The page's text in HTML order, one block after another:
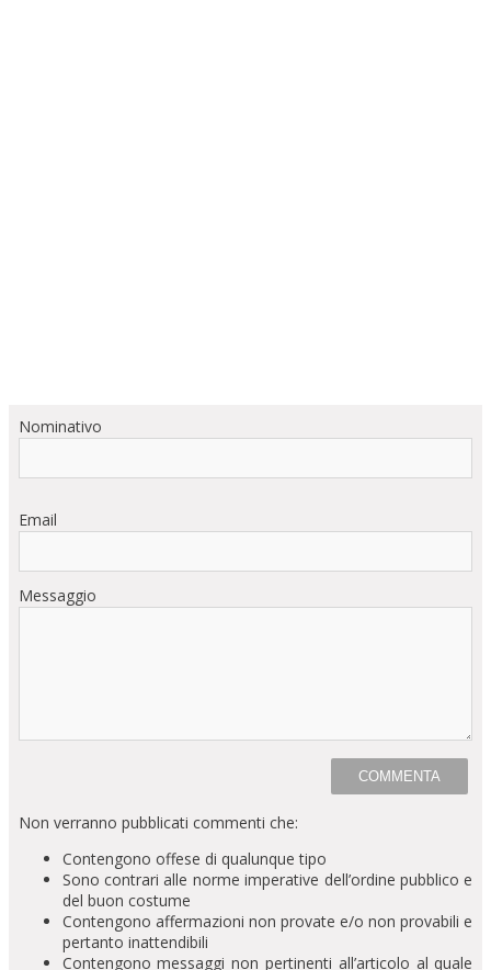
Nominativo
Email
Messaggio
Non verranno pubblicati commenti che:
Contengono offese di qualunque tipo
Sono contrari alle norme imperative dell’ordine pubblico e
del buon costume
Contengono affermazioni non provate e/o non provabili e
pertanto inattendibili
Contengono messaggi non pertinenti all’articolo al quale